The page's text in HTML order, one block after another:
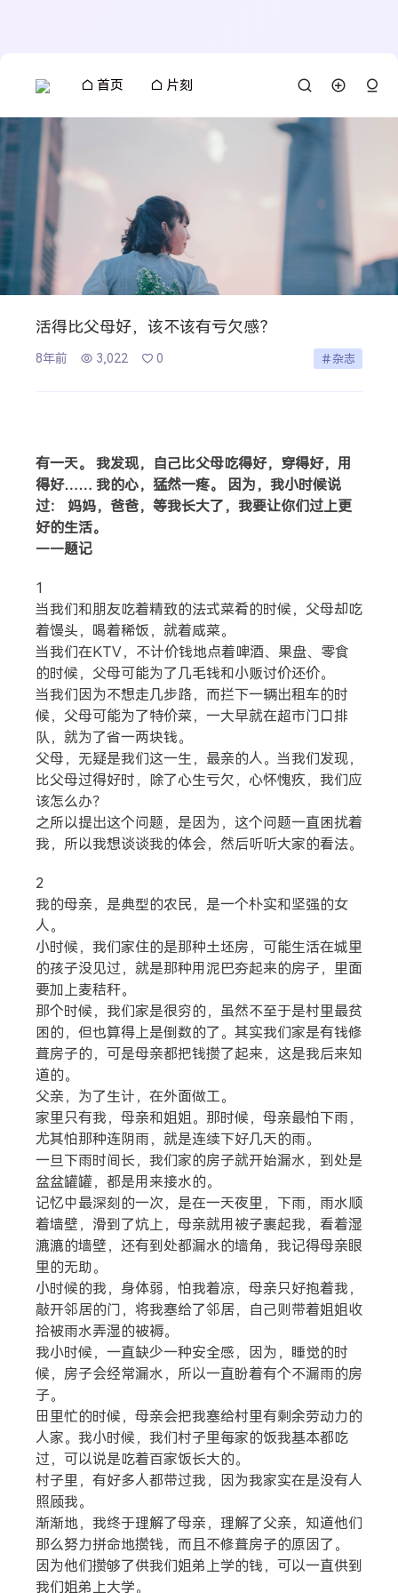
首页 片刻
热门分类
生活 音乐 微博 故事 杂志
摄影
活得比父母好，该不该有亏欠感？
8年前 3,022 0 杂志
有一天。 我发现，自己比父母吃得好，穿得好，用
得好…… 我的心，猛然一疼。 因为，我小时候说
过： 妈妈，爸爸，等我长大了，我要让你们过上更
好的生活。
——题记
1
当我们和朋友吃着精致的法式菜肴的时候，父母却吃
着馒头，喝着稀饭，就着咸菜。
当我们在KTV，不计价钱地点着啤酒、果盘、零食
的时候，父母可能为了几毛钱和小贩讨价还价。
当我们因为不想走几步路，而拦下一辆出租车的时
候，父母可能为了特价菜，一大早就在超市门口排
队，就为了省一两块钱。
父母，无疑是我们这一生，最亲的人。当我们发现，
比父母过得好时，除了心生亏欠，心怀愧疚，我们应
该怎么办？
之所以提出这个问题，是因为，这个问题一直困扰着
我，所以我想谈谈我的体会，然后听听大家的看法。
2
我的母亲，是典型的农民，是一个朴实和坚强的女
人。
小时候，我们家住的是那种土坯房，可能生活在城里
的孩子没见过，就是那种用泥巴夯起来的房子，里面
要加上麦秸秆。
那个时候，我们家是很穷的，虽然不至于是村里最贫
困的，但也算得上是倒数的了。其实我们家是有钱修
葺房子的，可是母亲都把钱攒了起来，这是我后来知
道的。
父亲，为了生计，在外面做工。
家里只有我，母亲和姐姐。那时候，母亲最怕下雨，
尤其怕那种连阴雨，就是连续下好几天的雨。
一旦下雨时间长，我们家的房子就开始漏水，到处是
盆盆罐罐，都是用来接水的。
记忆中最深刻的一次，是在一天夜里，下雨，雨水顺
着墙壁，滑到了炕上，母亲就用被子裹起我，看着湿
漉漉的墙壁，还有到处都漏水的墙角，我记得母亲眼
里的无助。
小时候的我，身体弱，怕我着凉，母亲只好抱着我，
敲开邻居的门，将我塞给了邻居，自己则带着姐姐收
拾被雨水弄湿的被褥。
我小时候，一直缺少一种安全感，因为，睡觉的时
候，房子会经常漏水，所以一直盼着有个不漏雨的房
子。
田里忙的时候，母亲会把我塞给村里有剩余劳动力的
人家。我小时候，我们村子里每家的饭我基本都吃
过，可以说是吃着百家饭长大的。
村子里，有好多人都带过我，因为我家实在是没有人
照顾我。
渐渐地，我终于理解了母亲，理解了父亲，知道他们
那么努力拼命地攒钱，而且不修葺房子的原因了。
因为他们攒够了供我们姐弟上学的钱，可以一直供到
我们姐弟上大学。